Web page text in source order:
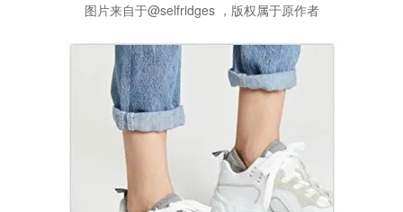
图片来自于@selfridges ，版权属于原作者